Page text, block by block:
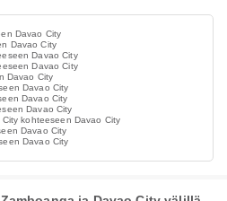
Davao City
Davao City
Davao City
Davao City
Davao City
Davao City
Davao City
Davao City
kohteeseen Davao City
Davao City
Davao City